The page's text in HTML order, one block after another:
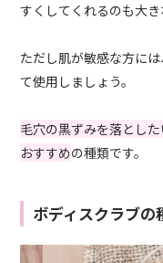
すくしてくれるのも大き
ただし肌が敏感な方に
て使用しましょう。
毛穴の黒ずみを落とし
おすすめの種類です。
ボディスクラブの